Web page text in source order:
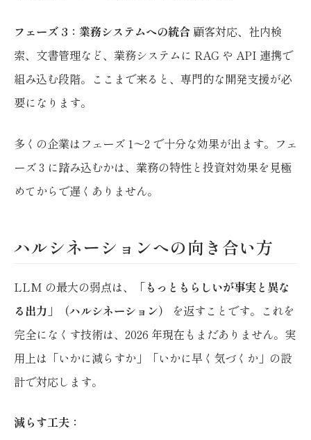
フェーズ 3：業務システムへの統合 顧客対応、社内検
索、文書管理など、業務システムに RAG や API 連携で
組み込む段階。ここまで来ると、専門的な開発支援が必
要になります。
多くの企業はフェーズ 1〜2 で十分な効果が出ます。フェ
ーズ 3 に踏み込むかは、業務の特性と投資対効果を見極
めてからで遅くありません。
ハルシネーションへの向き合い方
LLM の最大の弱点は、
「もっともらしいが事実と異な
る出力」（ハルシネーション）
を返すことです。これを
完全になくす技術は、2026 年現在もまだありません。実
用上は「いかに減らすか」「いかに早く気づくか」の設
計で対応します。
減らす工夫：